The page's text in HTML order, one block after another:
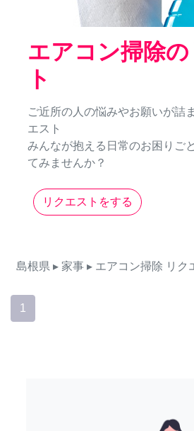
エアコン掃除
ト
ご近所の人の悩みやお願いが詰
エスト
みんなが抱える日常のお困りご
てみませんか？
リクエストをする
島根県 ▸ 家事 ▸ エアコン掃除 リク
1